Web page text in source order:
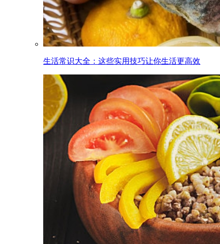
生活常识大全：这些实用技巧让你生活更高效